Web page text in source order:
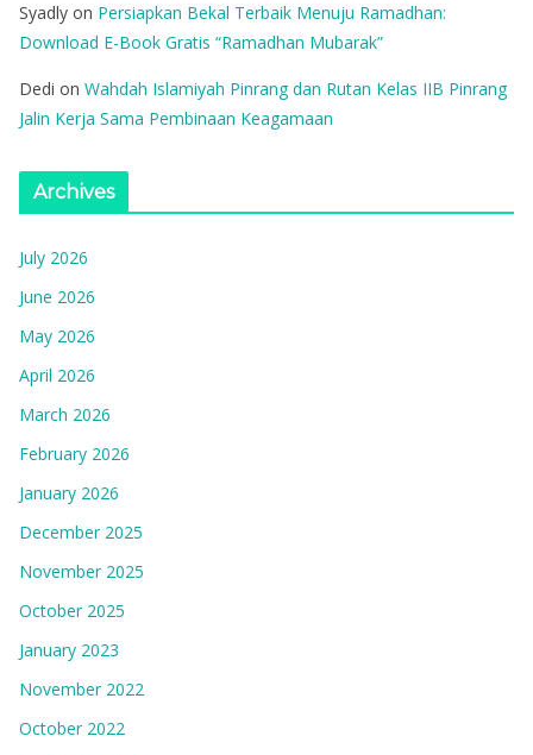
Syadly on Persiapkan Bekal Terbaik Menuju Ramadhan:
Download E-Book Gratis “Ramadhan Mubarak”
Dedi on Wahdah Islamiyah Pinrang dan Rutan Kelas IIB Pinrang
Jalin Kerja Sama Pembinaan Keagamaan
Archives
July 2026
June 2026
May 2026
April 2026
March 2026
February 2026
January 2026
December 2025
November 2025
October 2025
January 2023
November 2022
October 2022